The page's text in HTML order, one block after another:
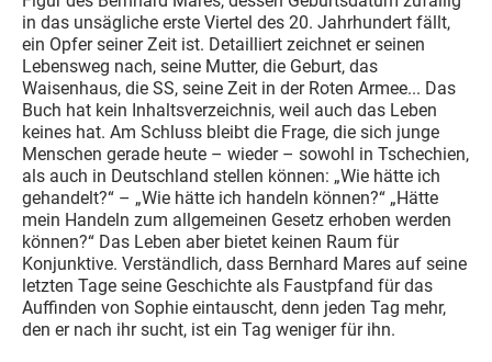
in das unsägliche erste Viertel des 20. Jahrhundert fällt,
ein Opfer seiner Zeit ist. Detailliert zeichnet er seinen
Lebensweg nach, seine Mutter, die Geburt, das
Waisenhaus, die SS, seine Zeit in der Roten Armee... Das
Buch hat kein Inhaltsverzeichnis, weil auch das Leben
keines hat. Am Schluss bleibt die Frage, die sich junge
Menschen gerade heute – wieder – sowohl in Tschechien,
als auch in Deutschland stellen können: „Wie hätte ich
gehandelt?“ – „Wie hätte ich handeln können?“ „Hätte
mein Handeln zum allgemeinen Gesetz erhoben werden
können?“ Das Leben aber bietet keinen Raum für
Konjunktive. Verständlich, dass Bernhard Mares auf seine
letzten Tage seine Geschichte als Faustpfand für das
Auffinden von Sophie eintauscht, denn jeden Tag mehr,
den er nach ihr sucht, ist ein Tag weniger für ihn.